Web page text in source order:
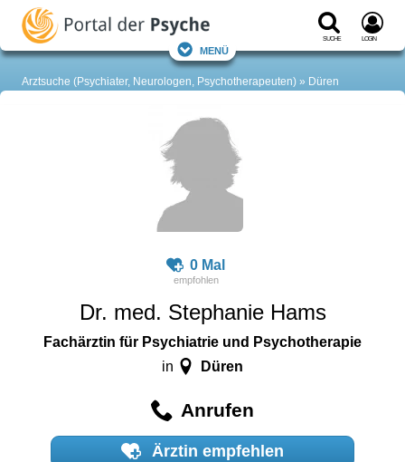
Suche Login
Menü
Arztsuche (Psychiater, Neurologen, Psychotherapeuten) Düren
0 Mal
Dr. med. Stephanie Hams
Fachärztin für Psychiatrie und Psychotherapie
in Düren
Anrufen
Ärztin empfehlen